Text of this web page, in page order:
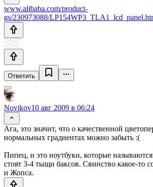
www.alibaba.com/product-
gs/230973088/
Ответить
Novikov10 авг 2009 в 06:24
Ага, это значит, что о качественной
нормальных градиентах можно забыть :(
Пипец, и это ноутбуки, которые
стоят 3-4 тыщи баксов. Свинство какое-то
и Жопса.